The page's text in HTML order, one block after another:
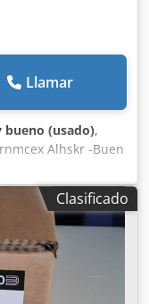
Llamar
bueno (usado),
Alhskr -Buen
Clasificado